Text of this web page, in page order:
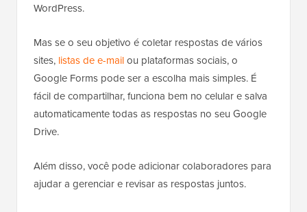
WordPress.
Mas se o seu objetivo é coletar respostas de vários
sites, listas de e-mailou plataformas sociais, o
Google Forms pode ser a escolha mais simples. É
fácil de compartilhar, funciona bem no celular e salva
automaticamente todas as respostas no seu Google
Drive.
Além disso, você pode adicionar colaboradores para
ajudar a gerenciar e revisar as respostas juntos.